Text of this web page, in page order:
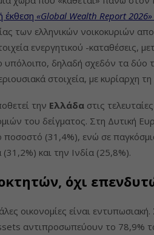
έκθεση «Global Wealth Report 2026»
των ελληνικών νοικοκυριών
ενεργητικού -καταθέσεις,
υπόλοιπο, δηλαδή σχεδόν τα δύο
στοιχεία, με κυρίαρχη τη
την Ελλάδα στις
του δείγματος. Στη Δυτική
ποσοστό (31,4%), ενώ σε
και την Ινδία (25,8%).
όχι
οικονομίες είναι εντυπωσιακή.
αντιπροσωπεύουν το 78,9%